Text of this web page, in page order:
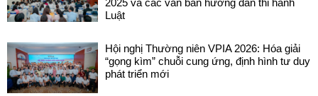
2025 và các văn bản hướng dẫn thi hành
Luật
Hội nghị Thường niên VPIA 2026: Hóa giải
“gọng kìm” chuỗi cung ứng, định hình tư duy
phát triển mới